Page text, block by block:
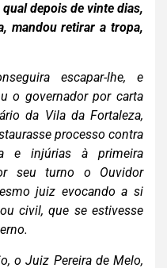
qual depois de vinte dias,
mandou retirar a tropa,
escapar-lhe, e
o governador por carta
da Vila da Fortaleza,
processo contra
e injúrias à primeira
seu turno o Ouvidor
juiz evocando a si
civil, que se estivesse
o Juiz Pereira de Melo,